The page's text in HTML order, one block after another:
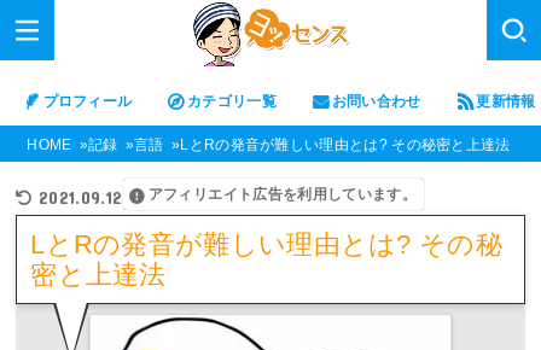
プロフィール カテゴリ一覧 お問い合わせ 更新情報
HOME 記録 言語 LとRの発音が難しい理由とは? その秘密と上達法
2021.09.12 アフィリエイト広告を利用しています。
LとRの発音が難しい理由とは? その秘
密と上達法